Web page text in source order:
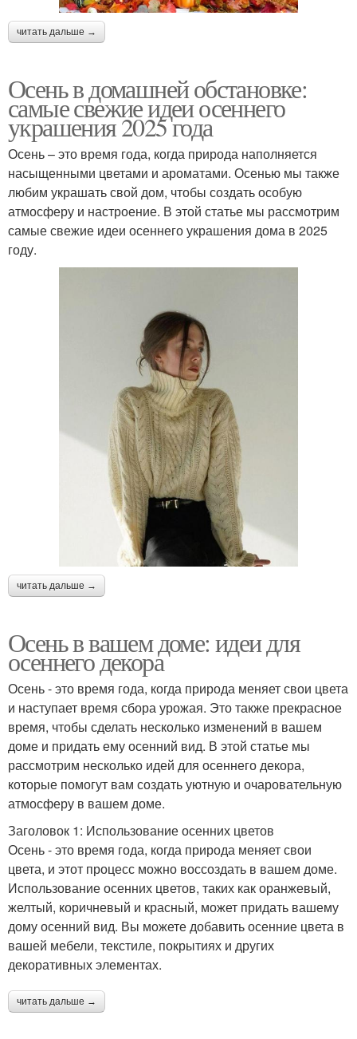
читать дальше →
Осень в домашней обстановке:
самые свежие идеи осеннего
украшения 2025 года
Осень – это время года, когда природа наполняется
насыщенными цветами и ароматами. Осенью мы также
любим украшать свой дом, чтобы создать особую
атмосферу и настроение. В этой статье мы рассмотрим
самые свежие идеи осеннего украшения дома в 2025
году.
читать дальше →
Осень в вашем доме: идеи для
осеннего декора
Осень - это время года, когда природа меняет свои цвета
и наступает время сбора урожая. Это также прекрасное
время, чтобы сделать несколько изменений в вашем
доме и придать ему осенний вид. В этой статье мы
рассмотрим несколько идей для осеннего декора,
которые помогут вам создать уютную и очаровательную
атмосферу в вашем доме.
Заголовок 1: Использование осенних цветов
Осень - это время года, когда природа меняет свои
цвета, и этот процесс можно воссоздать в вашем доме.
Использование осенних цветов, таких как оранжевый,
желтый, коричневый и красный, может придать вашему
дому осенний вид. Вы можете добавить осенние цвета в
вашей мебели, текстиле, покрытиях и других
декоративных элементах.
читать дальше →